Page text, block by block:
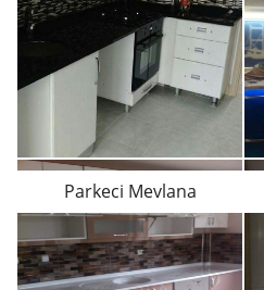
Parkeci Mevlana